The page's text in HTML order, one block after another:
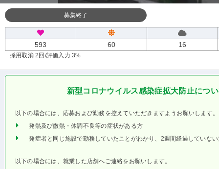
募集終了
593 60 16
採用取消 2回 /評価入力 3%
新型コロナウイルス感染症拡大防止につ
以下の場合には、応募および勤務を控えていただきますようお願いします。
発熱及び微熱・体調不良等の症状がある方
発症者と同じ施設で勤務していたことがわかり、2週間経過していな
以下の場合には、就業した店舗へご連絡をお願いします。